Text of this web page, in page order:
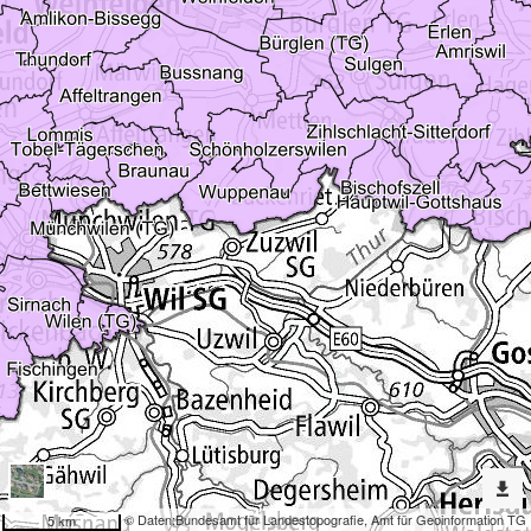
© Daten:Bundesamt für Landestopografie, Amt für Geoinformation TG
5 km
Erweiterte
Werkzeuge
Denkmalpflege
Dargestellte
Karten
Gebietszuständigkeit Hinweisinventar und Inventarisation
Nach
weiteren
Karten
suchen?
Konfiguration